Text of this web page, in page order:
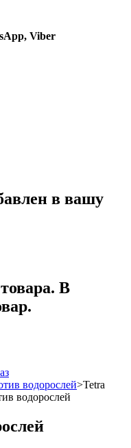
Viber
в вашу
товара. В
водорослей>Tetra
водорослей